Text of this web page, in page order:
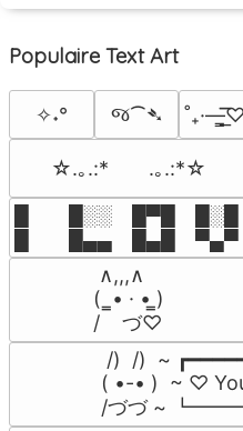
Populaire Text Art
✧˖° જ⁀➴
☆.｡.:*　　.｡.:*☆
█  █░░ █▀█
█  █▄▄ █▄█
∧,,,∧
(  ̳• · • ̳)
/    づ♡
/)  /)  ~
( •-• )  ~ ♡
/づづ ~